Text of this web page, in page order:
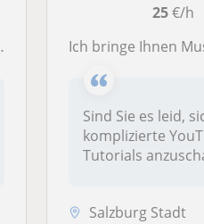
25€/h
Ich bringe Ihnen Musiktheorie bei - für
Sind Sie es leid,
komplizierte
Tutorials
Salzburg Stadt